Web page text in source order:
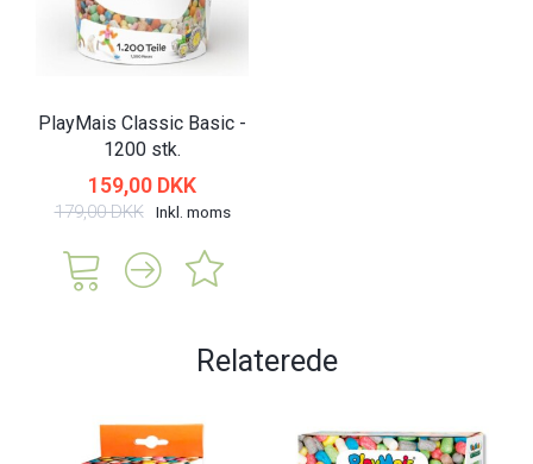
PlayMais Classic Basic -
1200 stk.
159,00 DKK
179,00 DKK Inkl. moms
Relaterede